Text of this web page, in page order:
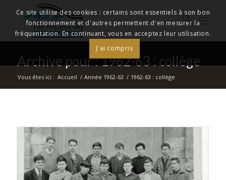
Archive pour : 1962-63 : collège
Vous êtes ici : Accueil / Année 1962-63 / 1962-63 : collège
Ce site utilise des cookies : certains sont essentiels à son bon
fonctionnement et d'autres permettent d'en mesurer la
fréquentation. En continuant, vous en acceptez leur utilisation.
J'ai compris